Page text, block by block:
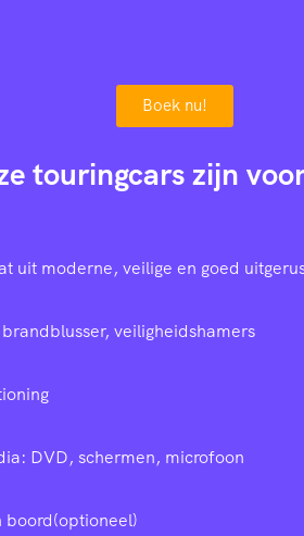
Boek nu!
touringcars zijn
uit moderne, veilige en goed
veiligheidshamers
DVD, schermen, microfoon
boord(optioneel)